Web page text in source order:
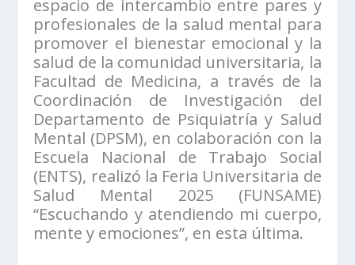
espacio de intercambio entre pares y
profesionales de la salud mental para
promover el bienestar emocional y la
salud de la comunidad universitaria, la
Facultad de Medicina, a través de la
Coordinación de Investigación del
Departamento de Psiquiatría y Salud
Mental (DPSM), en colaboración con la
Escuela Nacional de Trabajo Social
(ENTS), realizó la Feria Universitaria de
Salud Mental 2025 (FUNSAME)
“Escuchando y atendiendo mi cuerpo,
mente y emociones”, en esta última.